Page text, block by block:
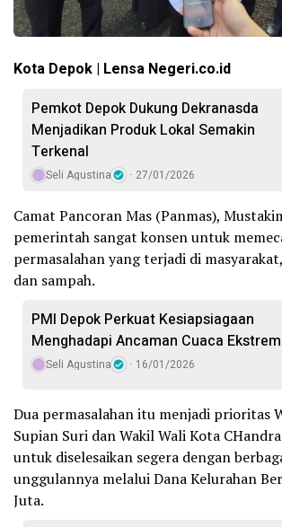
Kota Depok | Lensa Negeri.co.id
Pemkot Depok Dukung Dekranasda
Menjadikan Produk Lokal Semakin
Terkenal
Seli Agustina 27/01/2026
Camat Pancoran Mas (Panmas),
pemerintah sangat konsen untuk
permasalahan yang terjadi di
dan sampah.
PMI Depok Perkuat Kesiapsiagaan
Menghadapi Ancaman Cuaca Ekstrem
Seli Agustina 16/01/2026
Dua permasalahan itu menjadi prioritas
Supian Suri dan Wakil Wali Kota
untuk diselesaikan segera dengan
unggulannya melalui Dana Kelurahan
Juta.